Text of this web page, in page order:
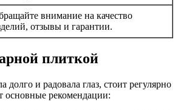
внимание на качество
отзывы и гарантии.
плиткой
долго и радовала глаз, стоит регулярно
основные рекомендации: